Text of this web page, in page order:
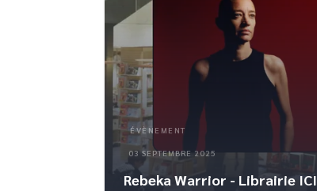
ÉVÈNEMENT
03 SEPTEMBRE 2025
Rebeka Warrior - Librairie